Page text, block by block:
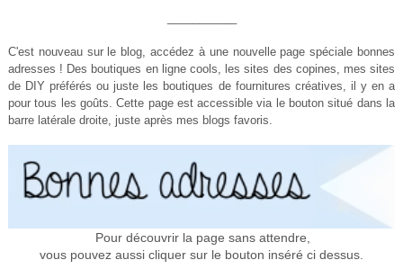
C'est nouveau sur le blog, accédez à une nouvelle page spéciale bonnes
adresses ! Des boutiques en ligne cools, les sites des copines, mes sites
de DIY préférés ou juste les boutiques de fournitures créatives, il y en a
pour tous les goûts. Cette page est accessible via le bouton situé dans la
barre latérale droite, juste après mes blogs favoris.
Pour découvrir la page sans attendre,
vous pouvez aussi cliquer sur le bouton inséré ci dessus.